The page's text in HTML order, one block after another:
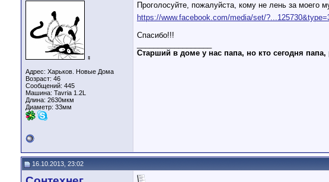
♀
Адрес: Харьков. Новые Дома
Возраст: 46
Сообщений: 445
Машина: Tavria 1.2L
Длина: 2630мкм
Диаметр: 33мм
Проголосуйте, пожалуйста, кому не лень за моего
https://www.facebook.com/media/set/
Спасибо!!!
Старший в доме у нас папа, но кто сегодня
16.10.2013, 23:02